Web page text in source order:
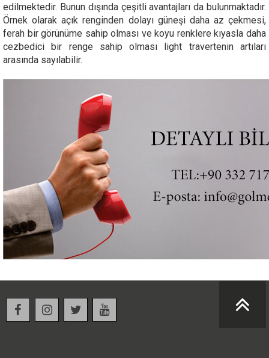
edilmektedir. Bunun dışında çeşitli avantajları da bulunmaktadır.
Örnek olarak açık renginden dolayı güneşi daha az çekmesi,
ferah bir görünüme sahip olması ve koyu renklere kıyasla daha
cezbedici bir renge sahip olması light travertenin artıları
arasında sayılabilir.